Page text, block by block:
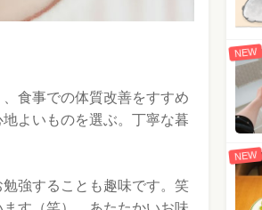
食事での体質改善をすすめ
よいものを選ぶ。丁寧な暮
強することも趣味です。笑
NEW
NEW